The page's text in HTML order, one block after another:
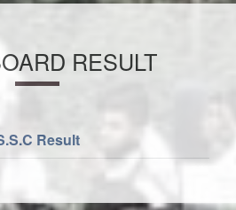
RESULT
Result